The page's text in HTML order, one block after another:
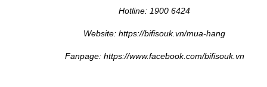
Hotline: 1900 6424
Website: https://bifisouk.vn/mua-hang
Fanpage: https://www.facebook.com/bifisouk.vn